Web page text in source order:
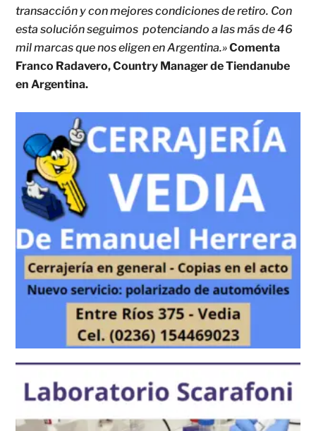
transacción y con mejores condiciones de retiro. Con
esta solución seguimos potenciando a las más de 46
mil marcas que nos eligen en Argentina.»Comenta
Franco Radavero, Country Manager de Tiendanube
en Argentina.